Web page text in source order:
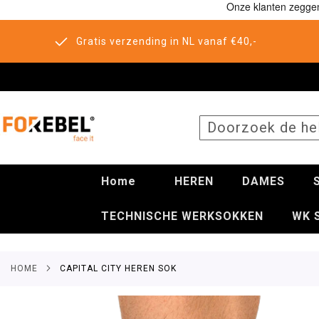
Gratis verzending in NL vanaf €40,-
Home HEREN DAMES
TECHNISCHE WERKSOKKEN WK
HOME CAPITAL CITY HEREN SOK